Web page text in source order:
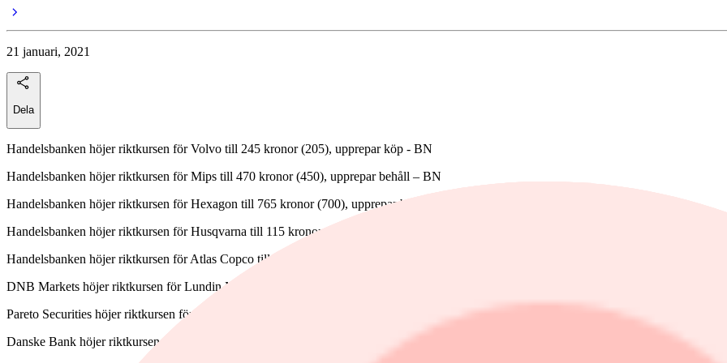
21 januari, 2021
Dela
Handelsbanken höjer riktkursen för Volvo till 245 kronor (205), upprepar köp - BN
Handelsbanken höjer riktkursen för Mips till 470 kronor (450), upprepar behåll – BN
Handelsbanken höjer riktkursen för Hexagon till 765 kronor (700), upprepar behåll – BN
Handelsbanken höjer riktkursen för Husqvarna till 115 kronor (105), upprepar behåll – BN
Handelsbanken höjer riktkursen för Atlas Copco till 460 kronor (440), upprepar behåll - BN
DNB Markets höjer riktkursen för Lundin Mining till 88 kronor från 75 kronor. Rekommendationen köp upprepas. Det framgår av ett
Pareto Securities höjer riktkursen för SCA till 115 kronor (106), upprepar sälj
Danske Bank höjer riktkursen för Mag Interactive till 35 kronor (30), upprepar behåll - BN